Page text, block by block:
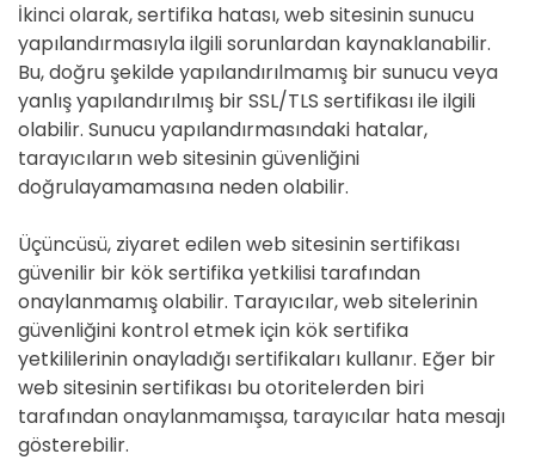
İkinci olarak, sertifika hatası, web sitesinin sunucu
yapılandırmasıyla ilgili sorunlardan kaynaklanabilir.
Bu, doğru şekilde yapılandırılmamış bir sunucu veya
yanlış yapılandırılmış bir SSL/TLS sertifikası ile ilgili
olabilir. Sunucu yapılandırmasındaki hatalar,
tarayıcıların web sitesinin güvenliğini
doğrulayamamasına neden olabilir.
Üçüncüsü, ziyaret edilen web sitesinin sertifikası
güvenilir bir kök sertifika yetkilisi tarafından
onaylanmamış olabilir. Tarayıcılar, web sitelerinin
güvenliğini kontrol etmek için kök sertifika
yetkililerinin onayladığı sertifikaları kullanır. Eğer bir
web sitesinin sertifikası bu otoritelerden biri
tarafından onaylanmamışsa, tarayıcılar hata mesajı
gösterebilir.